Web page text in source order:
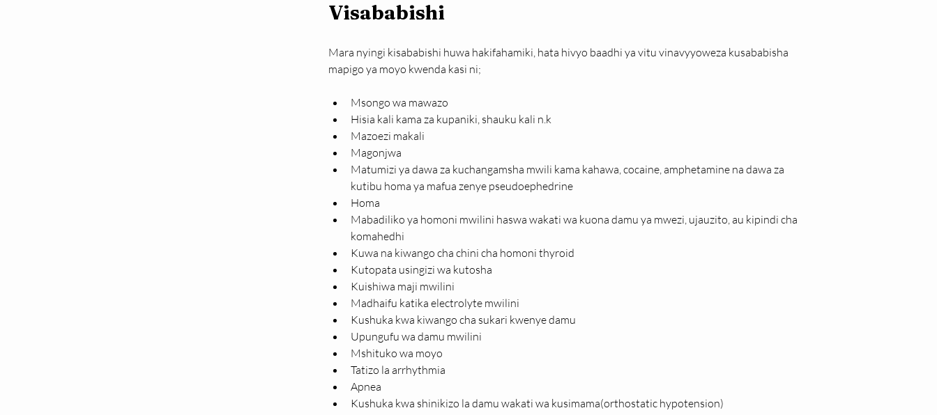
Visababishi
Mara nyingi kisababishi huwa hakifahamiki, hata hivyo baadhi ya vitu vinavyyoweza kusababisha
mapigo ya moyo kwenda kasi ni;
Msongo wa mawazo
Hisia kali kama za kupaniki, shauku kali n.k
Mazoezi makali
Magonjwa
Matumizi ya dawa za kuchangamsha mwili kama kahawa, cocaine, amphetamine na dawa za
kutibu homa ya mafua zenye pseudoephedrine
Homa
Mabadiliko ya homoni mwilini haswa wakati wa kuona damu ya mwezi, ujauzito, au kipindi cha
komahedhi
Kuwa na kiwango cha chini cha homoni thyroid
Kutopata usingizi wa kutosha
Kuishiwa maji mwilini
Madhaifu katika electrolyte mwilini
Kushuka kwa kiwango cha sukari kwenye damu
Upungufu wa damu mwilini
Mshituko wa moyo
Tatizo la arrhythmia
Apnea
Kushuka kwa shinikizo la damu wakati wa kusimama(orthostatic hypotension)